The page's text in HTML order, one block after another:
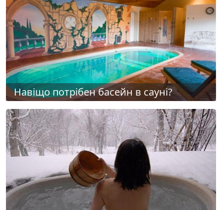
Навіщо потрібен басейн в сауні?